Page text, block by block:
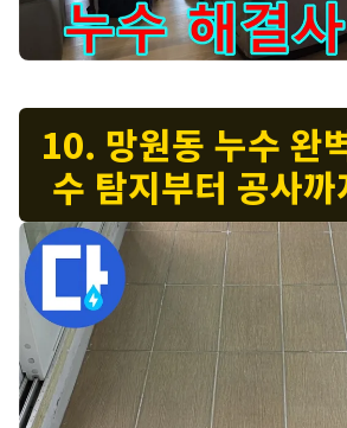
10. 망원동 누수 완
수 탐지부터 공사